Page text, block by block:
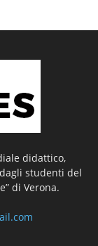
didattico,
studenti del
di Verona.